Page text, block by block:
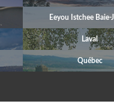
Eeyou Istchee Baie-
Laval
Québec